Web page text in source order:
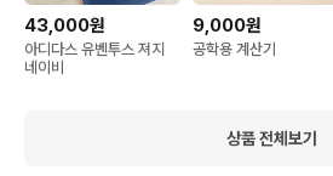
43,000원
아디다스 유벤투스 져지
네이비
9,000원
공학용 계산기
상품 전체보기